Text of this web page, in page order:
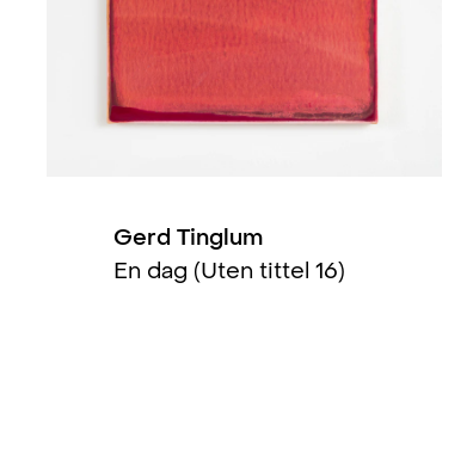
design, Oslo, NO
Gerd Tinglum (solo)
Gerd Tinglum
En dag (Uten tittel 16)